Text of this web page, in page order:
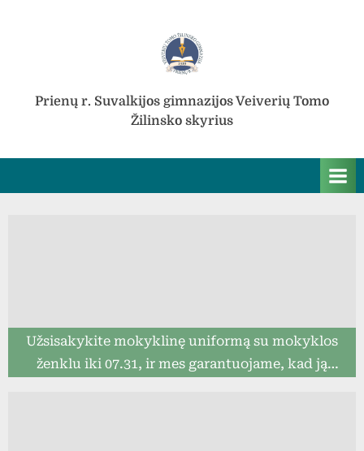
Prienų r. Suvalkijos gimnazijos Veiverių Tomo
Žilinsko skyrius
Užsisakykite mokyklinę uniformą su mokyklos
ženklu iki 07.31, ir mes garantuojame, kad ją